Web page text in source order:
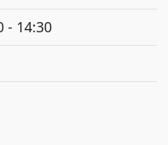
- 14:30